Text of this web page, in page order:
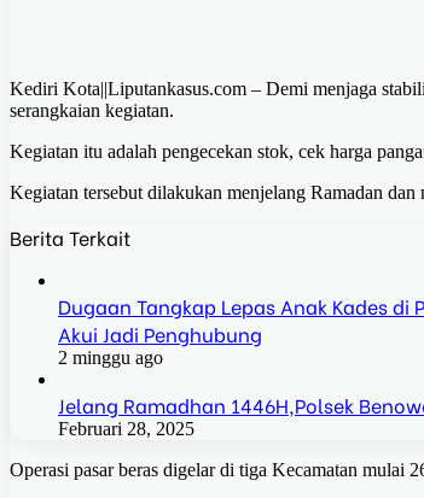
Kediri Kota||Liputankasus.com – Demi menjaga
serangkaian kegiatan.
Kegiatan itu adalah pengecekan stok, cek harga
Kegiatan tersebut dilakukan menjelang Ramadan
Berita Terkait
Dugaan Tangkap Lepas Anak Kades
Akui Jadi Penghubung
2 minggu ago
Jelang Ramadhan 1446H,Polsek
Februari 28, 2025
Operasi pasar beras digelar di tiga Kecamatan mulai